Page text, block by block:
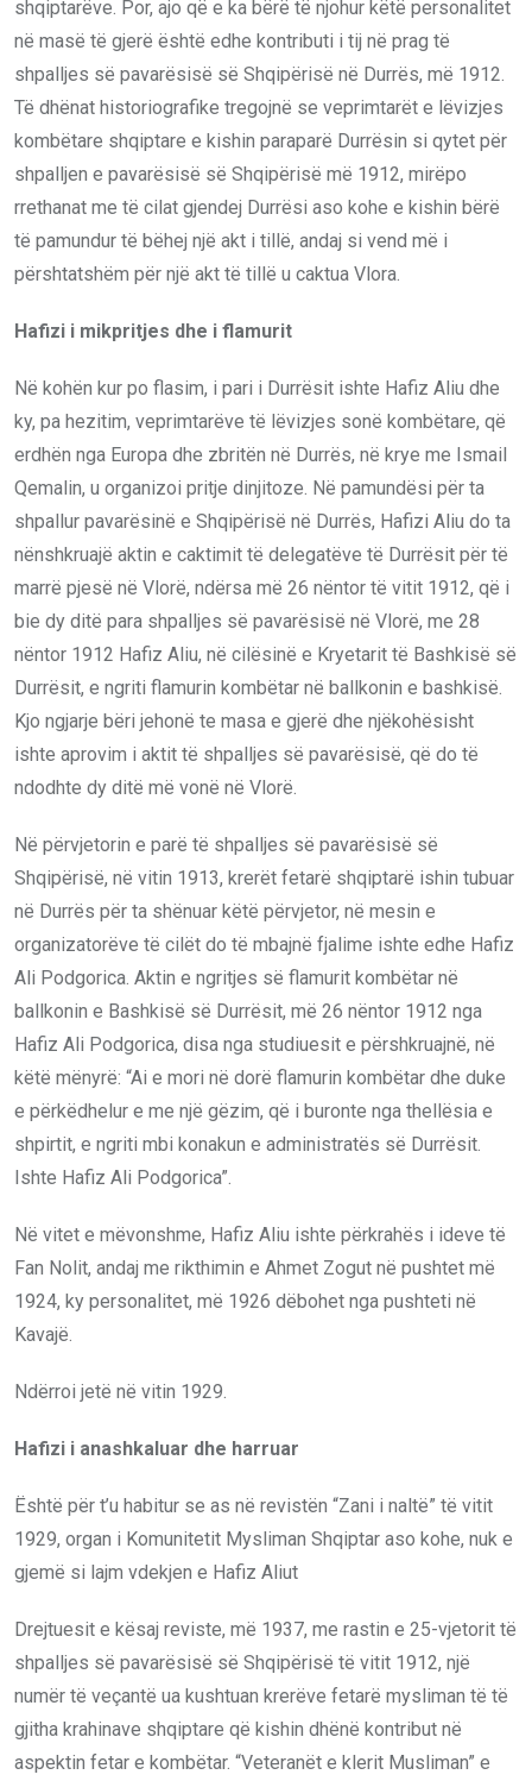
shqiptarëve. Por, ajo që e ka bërë të njohur këtë personalitet
në masë të gjerë është edhe kontributi i tij në prag të
shpalljes së pavarësisë së Shqipërisë në Durrës, më 1912.
Të dhënat historiografike tregojnë se veprimtarët e lëvizjes
kombëtare shqiptare e kishin paraparë Durrësin si qytet për
shpalljen e pavarësisë së Shqipërisë më 1912, mirëpo
rrethanat me të cilat gjendej Durrësi aso kohe e kishin bërë
të pamundur të bëhej një akt i tillë, andaj si vend më i
përshtatshëm për një akt të tillë u caktua Vlora.
Hafizi i mikpritjes dhe i flamurit
Në kohën kur po flasim, i pari i Durrësit ishte Hafiz Aliu dhe
ky, pa hezitim, veprimtarëve të lëvizjes sonë kombëtare, që
erdhën nga Europa dhe zbritën në Durrës, në krye me Ismail
Qemalin, u organizoi pritje dinjitoze. Në pamundësi për ta
shpallur pavarësinë e Shqipërisë në Durrës, Hafizi Aliu do ta
nënshkruajë aktin e caktimit të delegatëve të Durrësit për të
marrë pjesë në Vlorë, ndërsa më 26 nëntor të vitit 1912, që i
bie dy ditë para shpalljes së pavarësisë në Vlorë, me 28
nëntor 1912 Hafiz Aliu, në cilësinë e Kryetarit të Bashkisë së
Durrësit, e ngriti flamurin kombëtar në ballkonin e bashkisë.
Kjo ngjarje bëri jehonë te masa e gjerë dhe njëkohësisht
ishte aprovim i aktit të shpalljes së pavarësisë, që do të
ndodhte dy ditë më vonë në Vlorë.
Në përvjetorin e parë të shpalljes së pavarësisë së
Shqipërisë, në vitin 1913, krerët fetarë shqiptarë ishin tubuar
në Durrës për ta shënuar këtë përvjetor, në mesin e
organizatorëve të cilët do të mbajnë fjalime ishte edhe Hafiz
Ali Podgorica. Aktin e ngritjes së flamurit kombëtar në
ballkonin e Bashkisë së Durrësit, më 26 nëntor 1912 nga
Hafiz Ali Podgorica, disa nga studiuesit e përshkruajnë, në
këtë mënyrë: “Ai e mori në dorë flamurin kombëtar dhe duke
e përkëdhelur e me një gëzim, që i buronte nga thellësia e
shpirtit, e ngriti mbi konakun e administratës së Durrësit.
Ishte Hafiz Ali Podgorica”.
Në vitet e mëvonshme, Hafiz Aliu ishte përkrahës i ideve të
Fan Nolit, andaj me rikthimin e Ahmet Zogut në pushtet më
1924, ky personalitet, më 1926 dëbohet nga pushteti në
Kavajë.
Ndërroi jetë në vitin 1929.
Hafizi i anashkaluar dhe harruar
Është për t’u habitur se as në revistën “Zani i naltë” të vitit
1929, organ i Komunitetit Mysliman Shqiptar aso kohe, nuk e
gjemë si lajm vdekjen e Hafiz Aliut
Drejtuesit e kësaj reviste, më 1937, me rastin e 25-vjetorit të
shpalljes së pavarësisë së Shqipërisë të vitit 1912, një
numër të veçantë ua kushtuan krerëve fetarë mysliman të të
gjitha krahinave shqiptare që kishin dhënë kontribut në
aspektin fetar e kombëtar. “Veteranët e klerit Musliman” e